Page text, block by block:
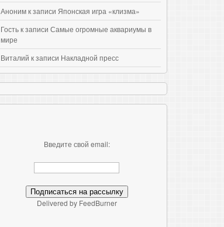
Аноним к записи Японская игра «клизма»
Гость к записи Самые огромные аквариумы в
мире
Виталий к записи Накладной пресс
Введите свой email:
Delivered by FeedBurner